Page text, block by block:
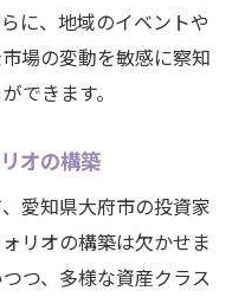
に、地域のイベントや
場の変動を敏感に察知
できます。
オの構築
愛知県大府市の投資家
リオの構築は欠かせま
つ、多様な資産クラス